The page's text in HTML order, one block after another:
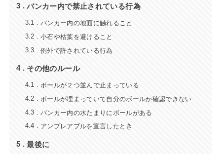
3 バンカー内で禁止されている行為
3.1 バンカー内の地面に触れること
3.2 小石や枯葉を避けること
3.3 例外で許されている行為
4 その他のルール
4.1 ボールが２つ並んで止まっている
4.2 ボールが埋まっていて自分のボールか確認できない
4.3 バンカー内の水たまりにボールがある
4.4 アンプレアブルを宣言したとき
5 最後に